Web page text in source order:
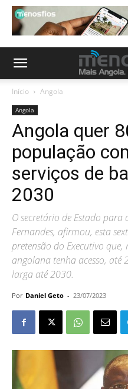
Início Angola
Angola
Angola quer
população
serviços de
2030
O secretário de Estado para
Fernandes, afirmou, esta
pretensão do Executivo
angolana tenha acesso, até
larga até 2030.
Por Daniel Geto - 23/07/2023